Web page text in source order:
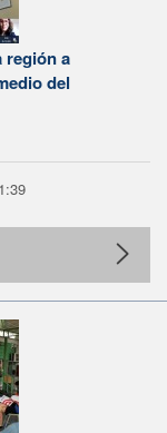
región a
del